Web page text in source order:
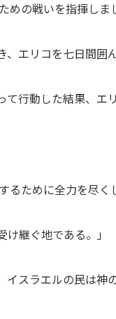
めの戦いを指揮し
エリコを七日間囲
行動した結果、エ
るために全力を尽
継ぐ地である。」
スラエルの民は神